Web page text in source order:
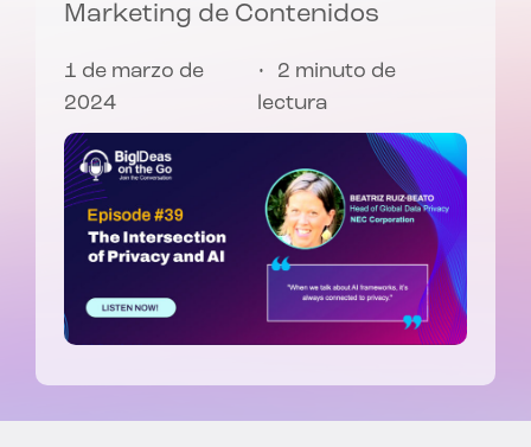
Marketing de Contenidos
1 de marzo de
2024
2 minuto de
lectura